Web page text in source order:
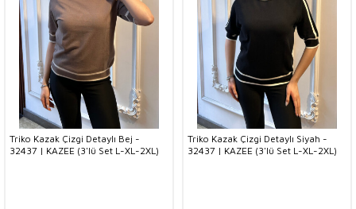
Triko Kazak Çizgi Detaylı Bej -
32437 | KAZEE (3'lü Set L-XL-2XL)
Triko Kazak Çizgi Detaylı Siyah -
32437 | KAZEE (3'lü Set L-XL-2XL)